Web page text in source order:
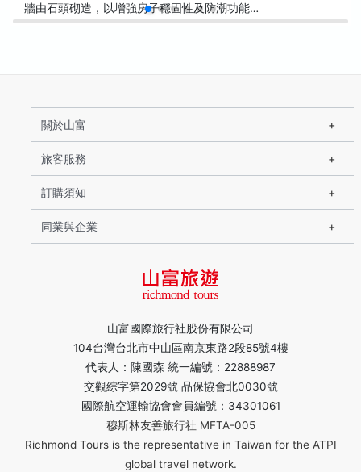
牆由石頭砌造，以增強房子穩固性及防潮功能…
山富國際旅行社股份有限公司
104台灣台北市中山區南京東路2段85號4樓
代表人：陳國森 統一編號：22888987
交觀綜字第2029號 品保協會北0030號
國際航空運輸協會會員編號：34301061
穆斯林友善旅行社 MFTA-005
Richmond Tours is the representative in Taiwan for the ATPI
global travel network.
關於山富
旅客服務
訂購須知
同業與企業